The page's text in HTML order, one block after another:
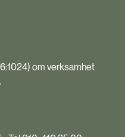
om verksamhet